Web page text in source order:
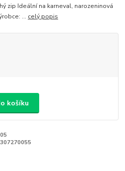
zip Ideální na karneval, narozeninová
... celý popis
košíku